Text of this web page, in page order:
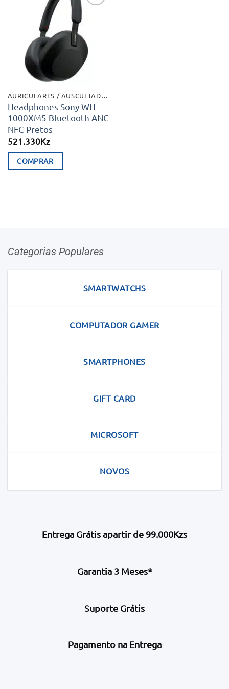
Adicionar
aos meus
desejos
AURICULARES / AUSCULTADORES
Headphones Sony WH-
1000XM5 Bluetooth ANC
NFC Pretos
521.330Kz
COMPRAR
Categorias Populares
SMARTWATCHS
COMPUTADOR GAMER
SMARTPHONES
GIFT CARD
MICROSOFT
NOVOS
Entrega Grátis apartir de 99.000Kzs
Garantia 3 Meses*
Suporte Grátis
Pagamento na Entrega